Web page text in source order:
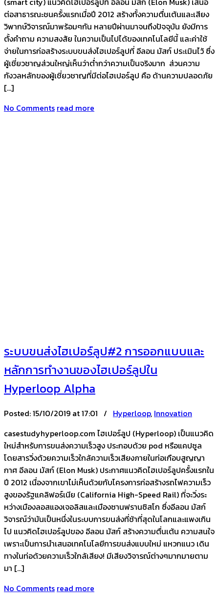
ต่อสาธารณะชนครั้งแรกเมื่อปี 2012 สร้างทั้งความตื่นเต้นและเสียง
วิพากษ์วิจารณ์มาพร้อมๆกัน หลายปีผ่านมาจนถึงปัจจุบัน ยังมีการ
ตั้งคำถาม ความสงสัย ในความเป็นไปได้ของเทคโนโลยีนี้ และค่าใช้
จ่ายในการก่อสร้างระบบขนส่งไฮเปอร์ลูปที่ อีลอน มัสก์ ประเมินไว้ ซึ่ง
ผู้เชี่ยวชาญส่วนใหญ่เห็นว่าต่ำกว่าความเป็นจริงมาก ส่วนความ
กังวลหลักของผู้เชี่ยวชาญที่มีต่อไฮเปอร์ลูป คือ ด้านความปลอดภัย
[…]
No Comments read more
ระบบขนส่งไฮเปอร์ลูป#2 การออกแบบและ
หลักการทำงานของไฮเปอร์ลูปใน
Hyperloop Alpha
Posted:15/10/2019 at 17:01 / Hyperloop, Innovation
casestudyhyperloop.com ไฮเปอร์ลูป (Hyperloop) เป็นแนวคิด
ใหม่สำหรับการขนส่งความเร็วสูง ประกอบด้วย pod หรือแคปซูล
โดยสารวิ่งด้วยความเร็วใกล้ความเร็วเสียงภายในท่อเกือบสูญญา
กาศ อีลอน มัสก์ (Elon Musk) ประกาศแนวคิดไฮเปอร์ลูปครั้งแรกใน
ปี 2012 เนื่องจากเขาไม่เห็นด้วยกับโครงการก่อสร้างรถไฟความเร็ว
สูงของรัฐแคลิฟอร์เนีย (California High-Speed Rail) ที่จะวิ่งระ
หว่างเมืองลอสแองเจอลิสและเมืองซานฟรานซิสโก ซึ่งอีลอน มัสก์
วิจารณ์ว่ามันเป็นหนึ่งในระบบการขนส่งที่ช้าที่สุดในโลกและแพงเกิน
ไป แนวคิดไฮเปอร์ลูปของ อีลอน มัสก์ สร้างความตื่นเต้น ความสนใจ
เพราะเป็นการนำเสนอเทคโนโลยีการขนส่งแบบใหม่ แหวกแนว เดิน
ทางในท่อด้วยความเร็วใกล้เสียง! มีเสียงวิจารณ์ต่างๆมากมายตาม
มา […]
No Comments read more